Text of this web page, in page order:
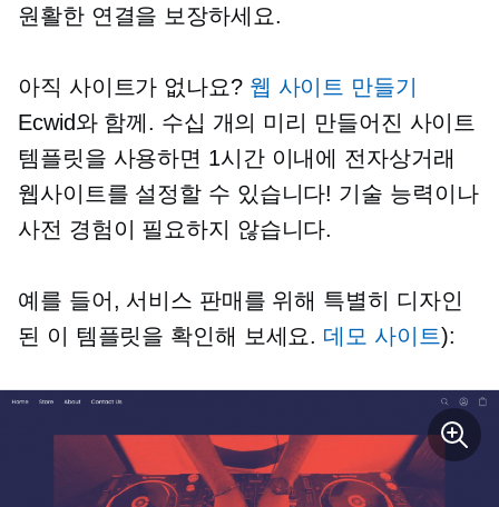
원활한 연결을 보장하세요.
아직 사이트가 없나요? 웹 사이트 만들기
Ecwid와 함께. 수십 개의 미리 만들어진 사이트
템플릿을 사용하면 1시간 이내에 전자상거래
웹사이트를 설정할 수 있습니다! 기술 능력이나
사전 경험이 필요하지 않습니다.
예를 들어, 서비스 판매를 위해 특별히 디자인
된 이 템플릿을 확인해 보세요. 데모 사이트):